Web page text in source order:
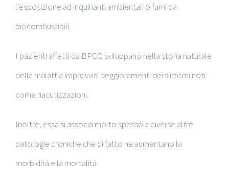
l’esposizione ad inquinanti ambientali o fumi da
biocombustibili.
I pazienti affetti da BPCO sviluppano nella storia naturale
della malattia improvvisi peggioramenti dei sintomi noti
come riacutizzazioni.
Inoltre, essa si associa molto spesso a diverse altre
patologie croniche che di fatto ne aumentano la
morbidità e la mortalità.